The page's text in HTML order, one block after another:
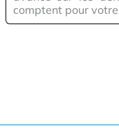
comptent pour